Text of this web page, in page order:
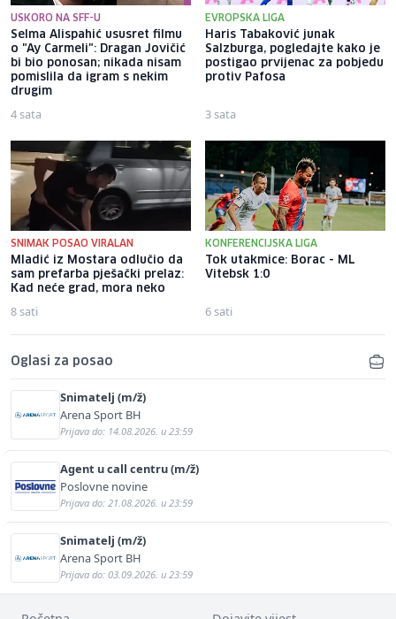
USKORO NA SFF-U
Selma Alispahić ususret filmu
o "Ay Carmeli": Dragan Jovičić
bi bio ponosan; nikada nisam
pomislila da igram s nekim
drugim
4 sata
EVROPSKA LIGA
Haris Tabaković junak
Salzburga, pogledajte kako je
postigao prvijenac za pobjedu
protiv Pafosa
3 sata
SNIMAK POSAO VIRALAN
Mladić iz Mostara odlučio da
sam prefarba pješački prelaz:
Kad neće grad, mora neko
8 sati
KONFERENCIJSKA LIGA
Tok utakmice: Borac - ML
Vitebsk 1:0
6 sati
Oglasi za posao
Snimatelj (m/ž)
Arena Sport BH
Prijava do: 14.08.2026. u 23:59
Agent u call centru (m/ž)
Poslovne novine
Prijava do: 21.08.2026. u 23:59
Snimatelj (m/ž)
Arena Sport BH
Prijava do: 03.09.2026. u 23:59